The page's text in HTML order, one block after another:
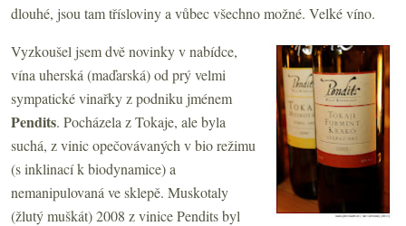
dlouhé, jsou tam třísloviny a vůbec všechno možné. Velké víno.
Vyzkoušel jsem dvě novinky v nabídce,
vína uherská (maďarská) od prý velmi
sympatické vinařky z podniku jménem
Pendits. Pocházela z Tokaje, ale byla
suchá, z vinic opečovávaných v bio režimu
(s inklinací k biodynamice) a
nemanipulovaná ve sklepě. Muskotaly
(žlutý muškát) 2008 z vinice Pendits byl